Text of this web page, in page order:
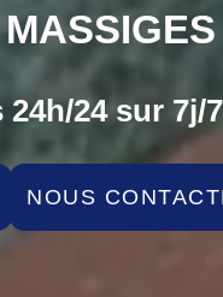
24 sur 7j/
NOUS